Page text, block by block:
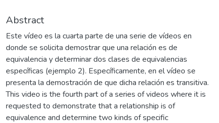
Abstract
Este vídeo es la cuarta parte de una serie de vídeos en
donde se solicita demostrar que una relación es de
equivalencia y determinar dos clases de equivalencias
específicas (ejemplo 2). Específicamente, en el vídeo se
presenta la demostración de que dicha relación es transitiva.
This video is the fourth part of a series of videos where it is
requested to demonstrate that a relationship is of
equivalence and determine two kinds of specific